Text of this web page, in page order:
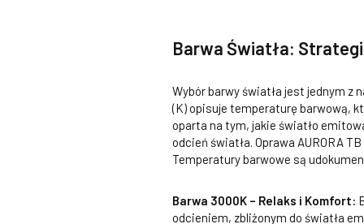
Barwa Światła:
Wybór barwy światła jest jednym z
(K) opisuje temperaturę barwową,
oparta na tym, jakie światło
odcień światła. Oprawa AURORA
Temperatury barwowe są
Barwa 3000K – Relaks i Komfort:
odcieniem, zbliżonym do światła